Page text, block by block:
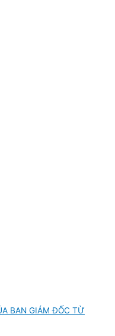
BAN GIÁM ĐỐC TỪ